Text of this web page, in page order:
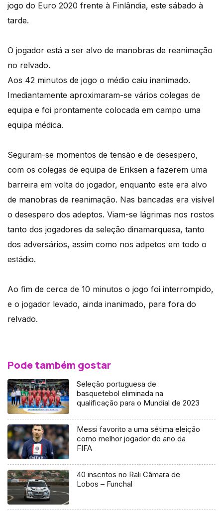
jogo do Euro 2020 frente à Finlândia, este sábado à
tarde.
O jogador está a ser alvo de manobras de reanimação
no relvado.
Aos 42 minutos de jogo o médio caiu inanimado.
Imediantamente aproximaram-se vários colegas de
equipa e foi prontamente colocada em campo uma
equipa médica.
Seguram-se momentos de tensão e de desespero,
com os colegas de equipa de Eriksen a fazerem uma
barreira em volta do jogador, enquanto este era alvo
de manobras de reanimação. Nas bancadas era visível
o desespero dos adeptos. Viam-se lágrimas nos rostos
tanto dos jogadores da seleção dinamarquesa, tanto
dos adversários, assim como nos adpetos em todo o
estádio.
Ao fim de cerca de 10 minutos o jogo foi interrompido,
e o jogador levado, ainda inanimado, para fora do
relvado.
Pode também gostar
Seleção portuguesa de
basquetebol eliminada na
qualificação para o Mundial de 2023
Messi favorito a uma sétima eleição
como melhor jogador do ano da
FIFA
40 inscritos no Rali Câmara de
Lobos – Funchal